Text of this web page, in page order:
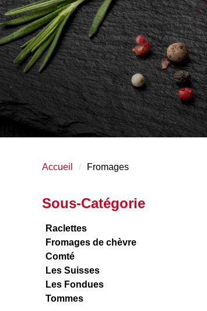
Accueil Fromages
Sous-Catégorie
Raclettes
Fromages de chèvre
Comté
Les Suisses
Les Fondues
Tommes